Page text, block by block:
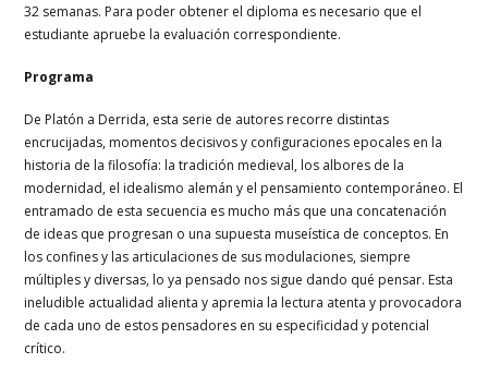
32 semanas. Para poder obtener el diploma es necesario que el
estudiante apruebe la evaluación correspondiente.
Programa
De Platón a Derrida, esta serie de autores recorre distintas
encrucijadas, momentos decisivos y configuraciones epocales en la
historia de la filosofía: la tradición medieval, los albores de la
modernidad, el idealismo alemán y el pensamiento contemporáneo. El
entramado de esta secuencia es mucho más que una concatenación
de ideas que progresan o una supuesta museística de conceptos. En
los confines y las articulaciones de sus modulaciones, siempre
múltiples y diversas, lo ya pensado nos sigue dando qué pensar. Esta
ineludible actualidad alienta y apremia la lectura atenta y provocadora
de cada uno de estos pensadores en su especificidad y potencial
crítico.